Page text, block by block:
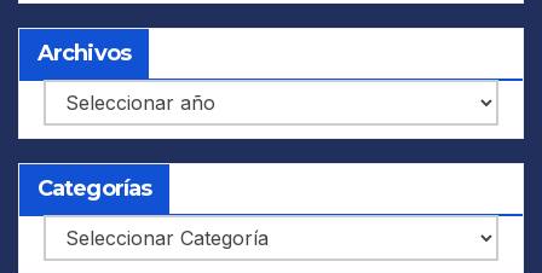
Archivos
Archivos
Categorías
Categorías